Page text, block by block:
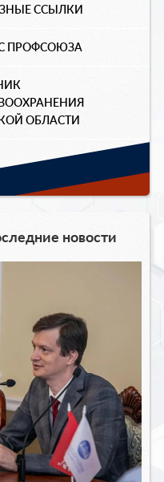
ССЫЛКИ
ПРОФСОЮЗА
ОБЛАСТИ
новости